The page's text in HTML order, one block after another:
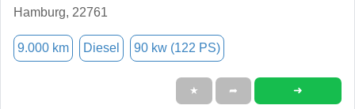
Hamburg, 22761
9.000 km Diesel 90 kw (122 PS)
★ ➦ ➜